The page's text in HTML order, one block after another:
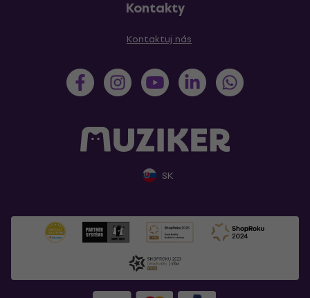
Kontakty
Kontaktuj nás
SK